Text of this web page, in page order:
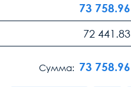
73 758.96
72 441.83
Сумма: 73 758.96